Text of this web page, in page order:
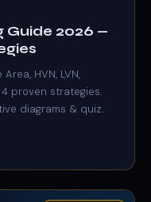
Guide 2026 —
HVN, LVN,
proven strategies.
diagrams & quiz.